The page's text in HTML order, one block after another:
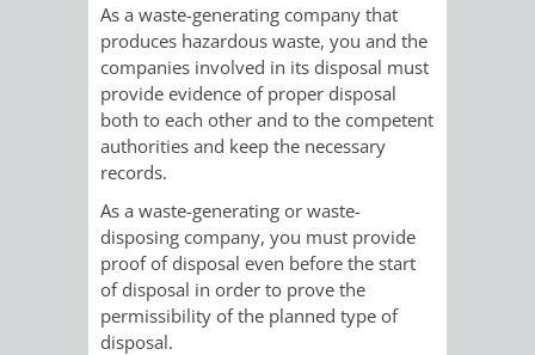
MENSCHEN
MIT
BEHINDERUNG
MENSCHEN
MIT
DEMENZ
MIGRANTEN
/
FLÜCHTLINGE
BAUHERREN
BAUHERRENBERATUNG
GRUNDSTÜCKSWERTERMITTLUNG
DENKMALSCHUTZ
VERKAUF
BERATUNGSERGEBNISSE
/
SITZUNGSUNTERLAGEN
UMLEGUNGSAUSSCHUSS
BERATENDE
AUSSCHÜSSE
RATHAUS
As a waste-generating company that
produces hazardous waste, you and the
companies involved in its disposal must
provide evidence of proper disposal
both to each other and to the competent
authorities and keep the necessary
records.
As a waste-generating or waste-
disposing company, you must provide
proof of disposal even before the start
of disposal in order to prove the
permissibility of the planned type of
disposal.